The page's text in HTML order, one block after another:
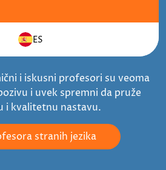
ES
i iskusni profesori su veoma
i uvek spremni da pruže
i kvalitetnu nastavu.
stranih jezika